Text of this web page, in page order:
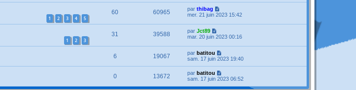
1 2 3 4 5
60 60965 par thibag
mer. 21 juin 2023 15:42
1 2 3
31 39588 par Jct89
mar. 20 juin 2023 00:16
6 19067 par batitou
sam. 17 juin 2023 19:40
0 13672 par batitou
sam. 17 juin 2023 06:52